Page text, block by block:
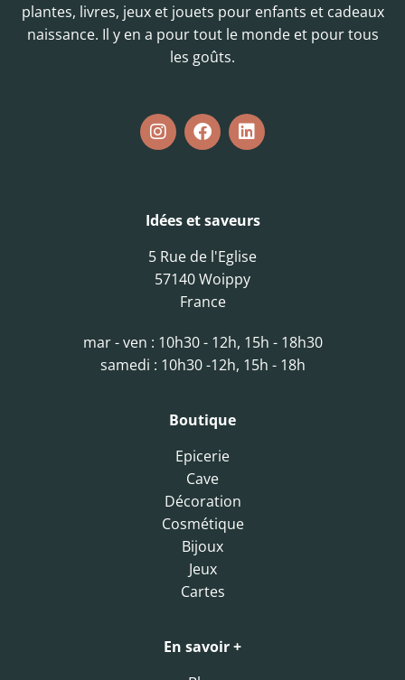
plantes, livres, jeux et jouets pour enfants et cadeaux
naissance. Il y en a pour tout le monde et pour tous
les goûts.
Idées et saveurs
5 Rue de l'Eglise
57140 Woippy
France
mar - ven : 10h30 - 12h, 15h - 18h30
samedi : 10h30 -12h, 15h - 18h
Boutique
Epicerie
Cave
Décoration
Cosmétique
Bijoux
Jeux
Cartes
En savoir +